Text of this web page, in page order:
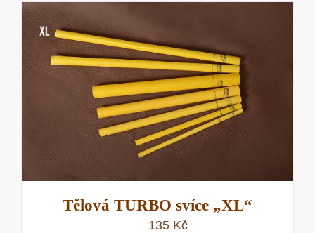
Tělová TURBO svíce „XL“
135 Kč